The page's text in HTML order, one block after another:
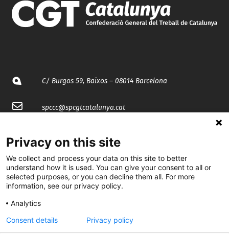
C/ Burgos 59, Baixos – 08014 Barcelona
spccc@spcgtcatalunya.cat
@CGTCatalunya
cgtcatalunya
CGTCatalunya
cgtcatalunya
Privacy on this site
We collect and process your data on this site to better
understand how it is used. You can give your consent to all or
selected purposes, or you can decline them all. For more
information, see our privacy policy.
Analytics
Consent details
Privacy policy